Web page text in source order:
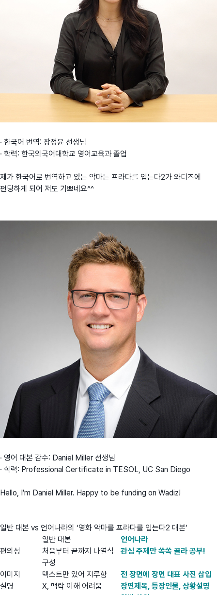
· 한국어 번역: 장정윤 선생님
· 학력: 한국외국어대학교 영어교육과 졸업
제가 한국어로 번역하고 있는 악마는 프라다를 입는다2가 와디즈에
펀딩하게 되어 저도 기쁘네요^^
· 영어 대본 감수: Daniel Miller 선생님
· 학력: Professional Certificate in TESOL, UC San Diego
Hello, I'm Daniel Miller. Happy to be funding on Wadiz!
일반 대본 vs 언어나라의 ‘영화 악마를 프라다를 입는다2 대본’
일반 대본
언어나라
편의성
처음부터 끝까지 나열식
구성
관심 주제만 쏙쏙 골라 공부!
이미지 텍스트만 있어 지루함
전 장면에 장면 대표 사진 삽입
설명
X, 맥락 이해 어려움
장면제목, 등장인물, 상황설명